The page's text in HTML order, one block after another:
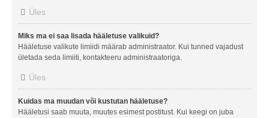
Üles
Miks ma ei saa lisada hääletuse valikuid?
Hääletuse valikute limiidi määrab administraator. Kui tunned vajadust
ületada seda limiiti, kontakteeru administraatoriga.
Üles
Kuidas ma muudan või kustutan hääletuse?
Hääletusi saab muuta, muutes esimest postitust. Kui keegi on juba